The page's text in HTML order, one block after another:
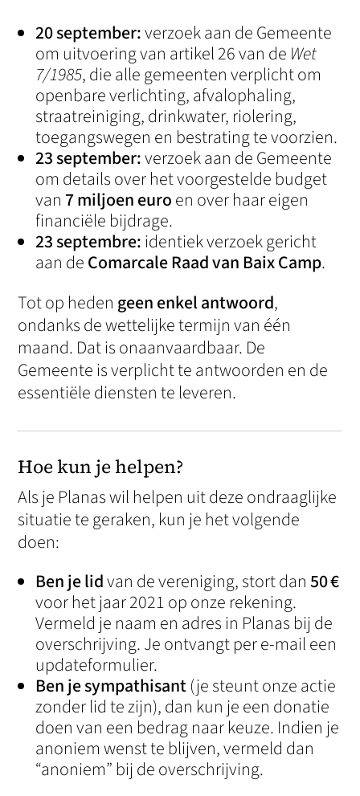
20 september:verzoek aan de Gemeente
om uitvoering van artikel 26 van de Wet
7/1985, die alle gemeenten verplicht om
openbare verlichting, afvalophaling,
straatreiniging, drinkwater, riolering,
toegangswegen en bestrating te voorzien.
23 september:verzoek aan de Gemeente
om details over het voorgestelde budget
van 7 miljoen euroen over haar eigen
financiële bijdrage.
23 septembre:identiek verzoek gericht
aan deComarcale Raad van Baix Camp.
Tot op heden geen enkel antwoord,
ondanks de wettelijke termijn van één
maand. Dat is onaanvaardbaar. De
Gemeente is verplicht te antwoorden en de
essentiële diensten te leveren.
Hoe kun je helpen?
Als je Planas wil helpen uit deze ondraaglijke
situatie te geraken, kun je het volgende
doen:
Ben je lidvan de vereniging, stort dan50 €
voor het jaar 2021 op onze rekening.
Vermeld je naam en adres in Planas bij de
overschrijving. Je ontvangt per e-mail een
updateformulier.
Ben je sympathisant(je steunt onze actie
zonder lid te zijn), dan kun je een donatie
doen van een bedrag naar keuze. Indien je
anoniem wenst te blijven, vermeld dan
“anoniem” bij de overschrijving.